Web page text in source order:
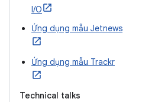
I/O
Ứng dụng mẫu Jetnews
Ứng dụng mẫu Trackr
Technical talks